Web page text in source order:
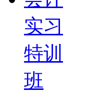
实习
特训
班